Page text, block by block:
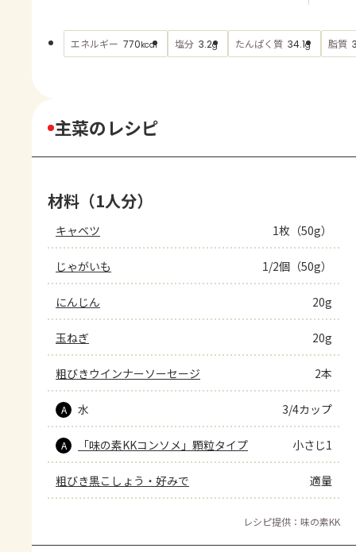
エネルギー 770kcal 塩分 3.2g たんぱく質 34.1g 脂質
主菜のレシピ
材料（1人分）
キャベツ 1枚（50g）
じゃがいも 1/2個（50g）
にんじん 20g
玉ねぎ 20g
粗びきウインナーソーセージ 2本
A 水 3/4カップ
A 「味の素KKコンソメ」顆粒タイプ 小さじ1
粗びき黒こしょう・好みで 適量
レシピ提供：味の素KK